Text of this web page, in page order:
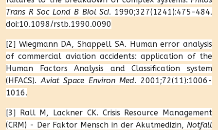
Trans R Soc Lond B Biol Sci. 1990;327(1241):475-484.
doi:10.1098/rstb.1990.0090
[2] Wiegmann DA, Shappell SA. Human error analysis
of commercial aviation accidents: application of the
Human Factors Analysis and Classification system
(HFACS).Aviat Space Environ Med. 2001;72(11):1006-
1016.
[3] Rall M, Lackner CK. Crisis Resource Management
(CRM) - Der Faktor Mensch in der Akutmedizin, Notfall